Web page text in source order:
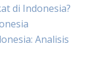
di Indonesia?
Analisis